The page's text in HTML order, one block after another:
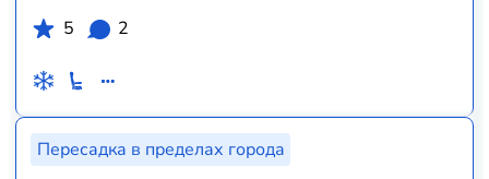
5
2
Пересадка в пределах города